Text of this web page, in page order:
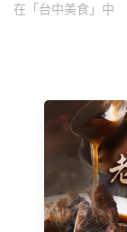
在「台中美食」中